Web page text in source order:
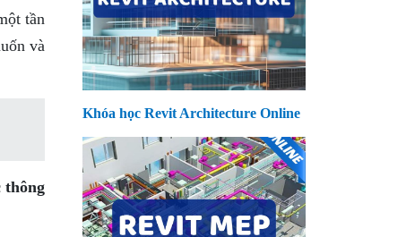
tần
và
thông
Khóa học Revit Architecture Online